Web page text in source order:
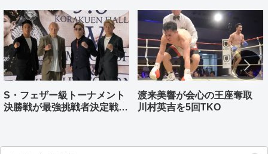
S・フェザー級トーナメント
決勝戦が最強挑戦者決定戦兼
渡来美響が会心の王座奪取
川村英吉を5回TKO